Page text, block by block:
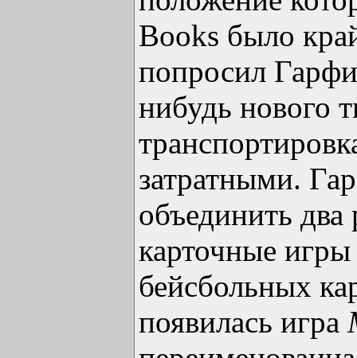
Books было
попросил
нибудь нового
затратными.
объединить
карточные
бейсбольных
появилась игра